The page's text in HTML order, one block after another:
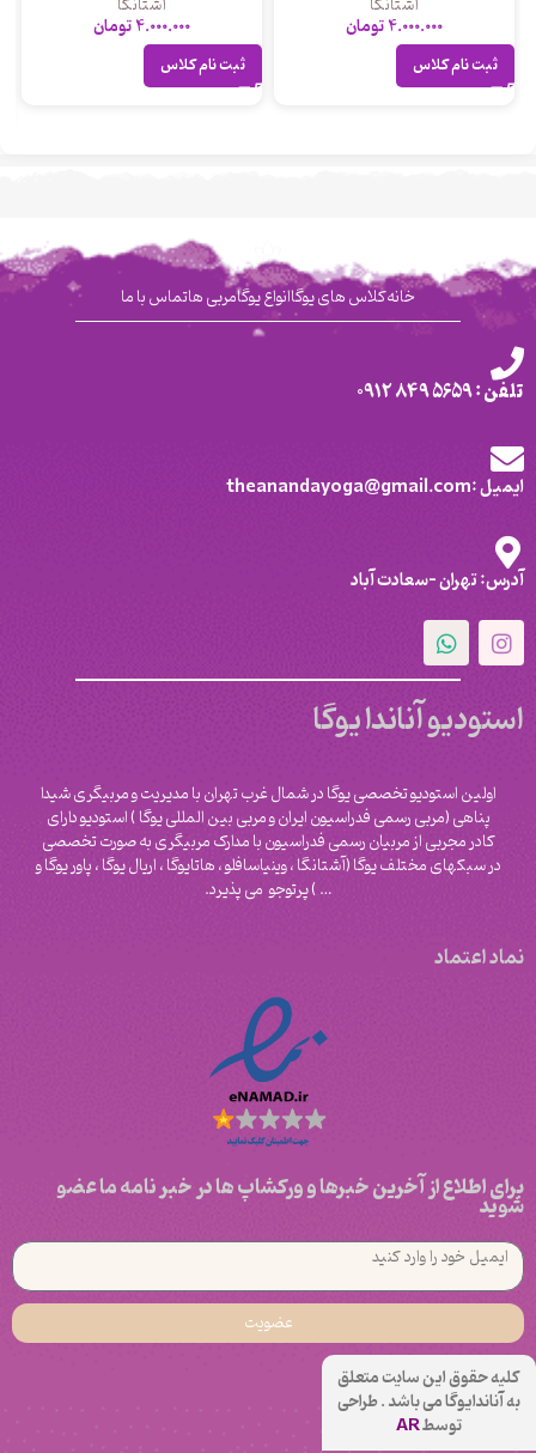
4.000.000تومان
ثبت نام کلاس
4.000.000تومان
ثبت نام کلاس
خانهکلاس های یوگاانواع یوگامربی هاتماس با ما
تلفن : 5659 849 0912
ایمیل :theanandayoga@gmail.com
آدرس: تهران -سعادت آباد
استودیو آناندا یوگا
اولین استودیو تخصصی یوگا در شمال غرب تهران با مدیریت و مربیگری شیدا
پناهی (مربی رسمی فدراسیون ایران و مربی بین المللی یوگا ) استودیو دارای
کادر مجربی از مربیان رسمی فدراسیون با مدارک مربیگری به صورت تخصصی
در سبکهای مختلف یوگا (آشتانگا ، وینیاسافلو ، هاتایوگا ، اریال یوگا ، پاور یوگا و
‌… ) پرتوجو می پذیرد.
نماد اعتماد
برای اطلاع از آخرین خبرها و ورکشاپ ها در خبر نامه ما عضو
شوید
عضویت
کلیه حقوق این سایت متعلق
به آناندایوگا می باشد . طراحی
توسطAR